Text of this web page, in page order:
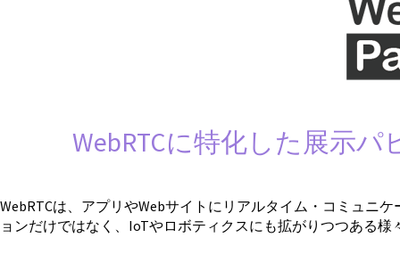
WebRTCに特化した展示パ
WebRTCは、アプリやWebサイトにリアルタイム・コミュニ
ョンだけではなく、IoTやロボティクスにも拡がりつつある